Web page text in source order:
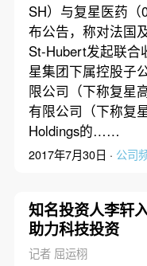
SH）与复星医药（
布公告，称对法国
St-Hubert发起联合
星集团下属控股子
限公司（下称复星
有限公司（下称复
Holdings的……
2017年7月30日 · 公司
知名投资人李轩
助力科技投资
记者 屈运栩